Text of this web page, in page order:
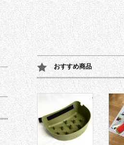
おすすめ商品